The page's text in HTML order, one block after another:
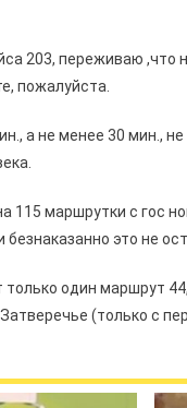
203, переживаю ,что
пожалуйста.
а не менее 30 мин.,
115 маршрутки с гос
это не
только один маршрут
(только с